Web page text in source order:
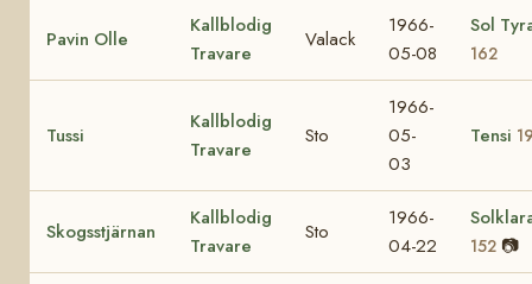
Pavin Olle
Kallblodig
Travare
Valack
1966-
05-08
Sol
162
Tussi
Kallblodig
Travare
Sto
1966-
05-
03
Tensi
Skogsstjärnan
Kallblodig
Travare
Sto
1966-
04-22
152 📷